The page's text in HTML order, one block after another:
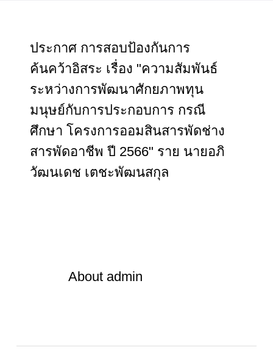
ประกาศ การสอบป้องกันการ
ค้นคว้าอิสระ เรื่อง "ความสัมพันธ์
ระหว่างการพัฒนาศักยภาพทุน
มนุษย์กับการประกอบการ กรณี
ศึกษา โครงการออมสินสารพัดช่าง
สารพัดอาชีพ ปี 2566" ราย นายอภิ
วัฒนเดช เตชะพัฒนสกุล
Aboutadmin